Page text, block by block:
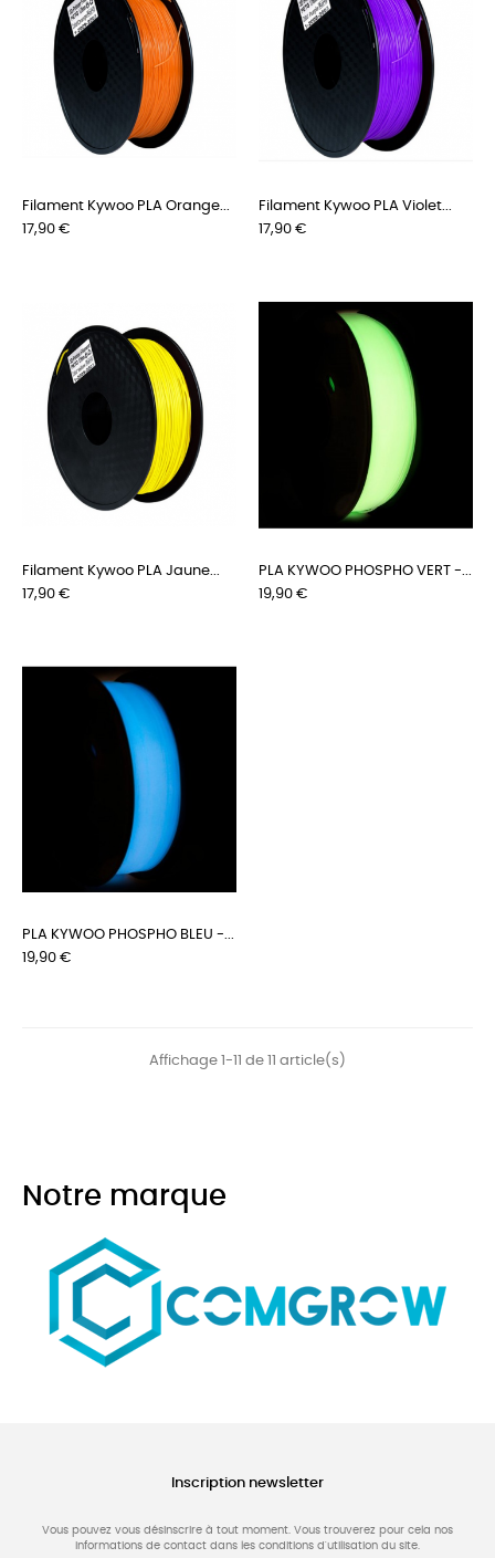
Filament Kywoo PLA Orange...
Prix
17,90 €
Filament Kywoo PLA Violet...
Prix
17,90 €
Filament Kywoo PLA Jaune...
Prix
17,90 €
PLA KYWOO PHOSPHO VERT -...
Prix
19,90 €
PLA KYWOO PHOSPHO BLEU -...
Prix
19,90 €
Affichage 1-11 de 11 article(s)
Notre marque
Inscription newsletter
Vous pouvez vous désinscrire à tout moment. Vous trouverez pour cela nos
informations de contact dans les conditions d'utilisation du site.